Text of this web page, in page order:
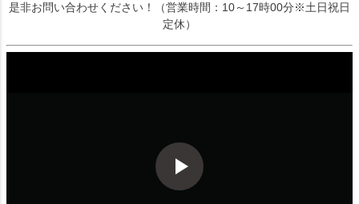
是非お問い合わせください！（営業時間：10～17時00分※土日祝日
定休）